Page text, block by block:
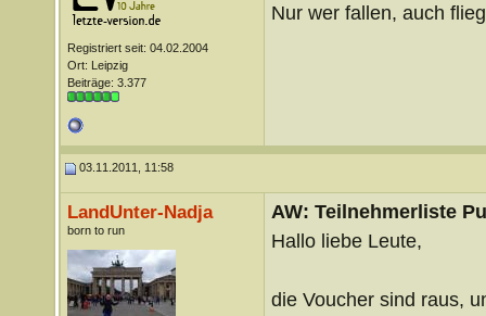
Registriert seit: 04.02.2004
Ort: Leipzig
Beiträge: 3.377
Nur wer fallen, auch
03.11.2011, 11:58
LandUnter-Nadja
born to run
AW: Teilnehmerliste
Hallo liebe Leute,
die Voucher sind raus,